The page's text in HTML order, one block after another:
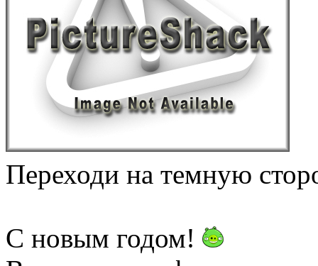
Переходи на темную
С новым годом!